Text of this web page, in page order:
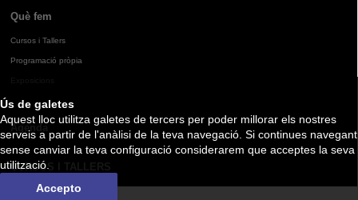
Ús de galetes
Aquest lloc utilitza galetes de tercers per poder millorar els nostres
serveis a partir de l'anàlisi de la teva navegació. Si continues navegant
sense canviar la teva configuració considerarem que acceptes la seva
utilització.
Accepto
Què fem
Cursos i Tallers
Programació pròpia
Agenda
CURSOS I TALLERS